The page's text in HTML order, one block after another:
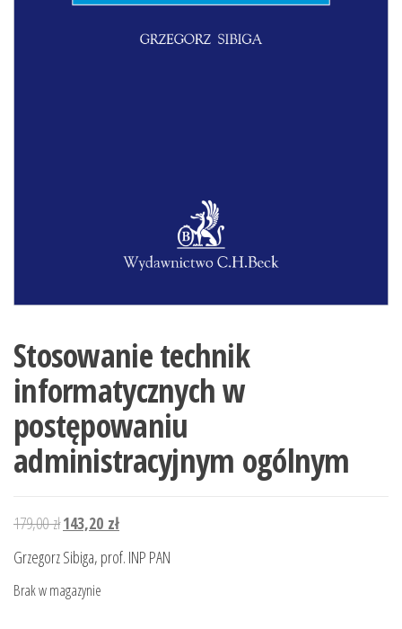
Stosowanie technik
informatycznych w
postępowaniu
administracyjnym ogólnym
179,00złPierwotna
cena
wynosiła:
179,00 zł.
143,20 złAktualna
cena
Grzegorz Sibiga, prof. INP PAN
Brak w magazynie